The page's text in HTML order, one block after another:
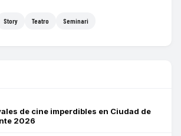
Story Teatro Seminari
de cine imperdibles en Ciudad de
2026